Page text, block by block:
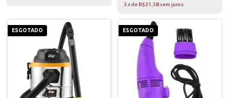
3 xde R$31,58 sem juros
ESGOTADO ESGOTADO